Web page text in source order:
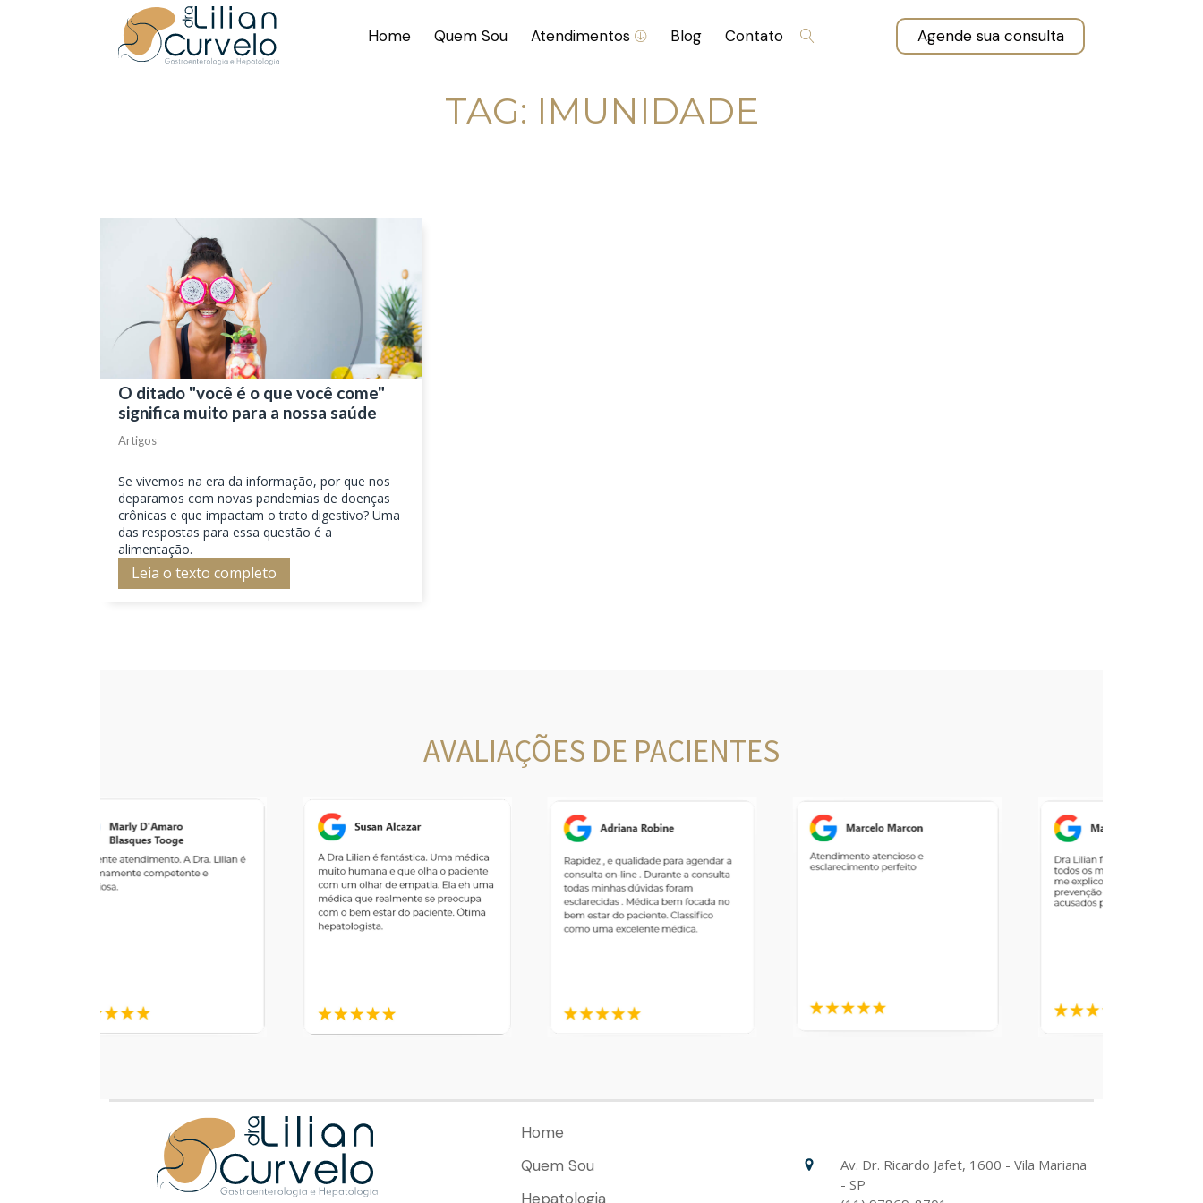
Home Quem Sou Atendimentos Blog Contato Agende sua consulta
TAG: IMUNIDADE
O ditado "você é o que você come"
significa muito para a nossa saúde
Artigos
Se vivemos na era da informação, por que nos
deparamos com novas pandemias de doenças
crônicas e que impactam o trato digestivo? Uma
das respostas para essa questão é a
alimentação.
Leia o texto completo
AVALIAÇÕES DE PACIENTES
Home
Quem Sou
Hepatologia
Av. Dr. Ricardo Jafet, 1600 - Vila Mariana
- SP